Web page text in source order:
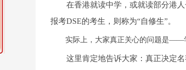
在香港就读中学，或就读部分港人
报考DSE的考生，则称为“自修生”。
实际上，大家真正关心的问题是——
这里肯定地告诉大家：真正决定名